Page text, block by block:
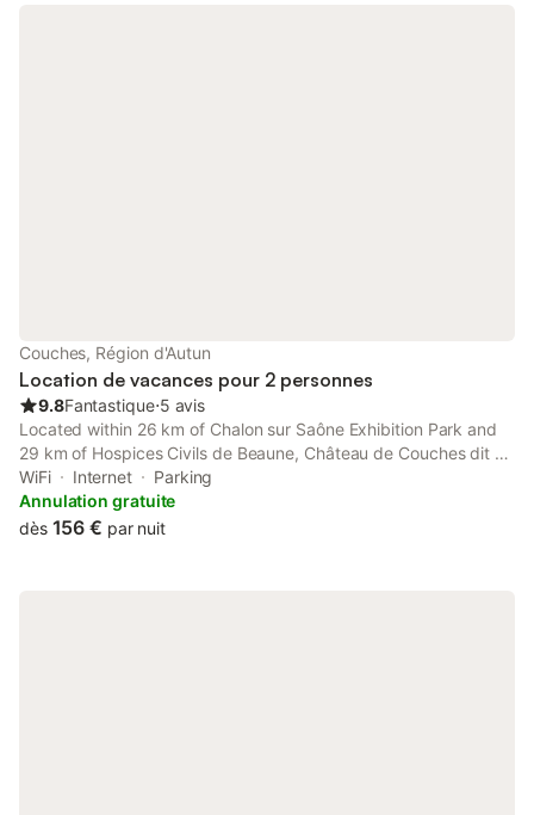
Couches, Région d'Autun
Location de vacances pour 2 personnes
9.8Fantastique⋅5 avis
Located within 26 km of Chalon sur Saône Exhibition Park and
29 km of Hospices Civils de Beaune, Château de Couches dit de
Marguerite de Bourgogne provides rooms with air conditioning
and a private bathroom in Couches.
WiFi Internet
Parking
Annulation gratuite
dès 156 € par nuit